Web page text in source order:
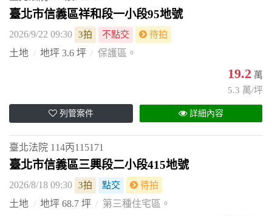
臺北市信義區祥和段一小段95地號
2026/9/22 09:30 3拍 不點交 待拍
土地 地坪 3.6 坪 保護區。
19.2 萬
5.3 萬/坪
列管案件 詳細內容
臺北法院 114丙115171
臺北市信義區三興段二小段415地號
2026/8/18 09:30 3拍 點交 待拍
土地 地坪 68.7 坪 第三種住宅區。